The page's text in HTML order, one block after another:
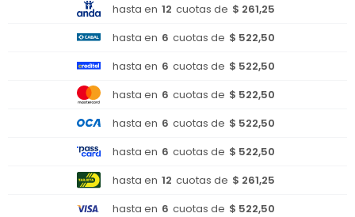
hasta en 12 cuotas de $ 261,25
hasta en 6 cuotas de $ 522,50
hasta en 6 cuotas de $ 522,50
hasta en 6 cuotas de $ 522,50
hasta en 6 cuotas de $ 522,50
hasta en 6 cuotas de $ 522,50
hasta en 12 cuotas de $ 261,25
hasta en 6 cuotas de $ 522,50